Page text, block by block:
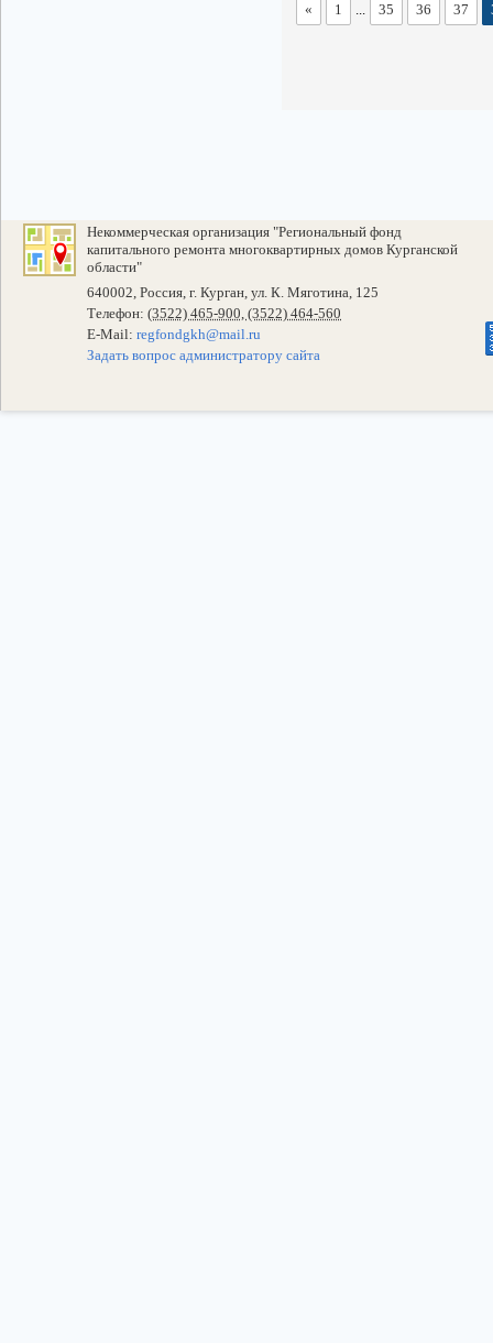
« 1 ... 35 36 37
Некоммерческая организация "Региональный фонд
капитального ремонта многоквартирных домов Курганской
области"
640002, Россия, г. Курган, ул. К. Мяготина, 125
Телефон: (3522) 465-900, (3522) 464-560
E-Mail: regfondgkh@mail.ru
Задать вопрос администратору сайта